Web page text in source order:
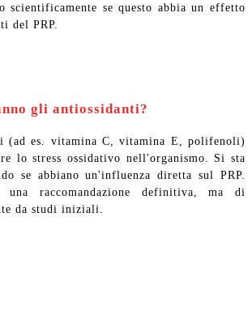
scientificamente se questo abbia un effetto
del PRP.
gli antiossidanti?
(ad es. vitamina C, vitamina E, polifenoli)
lo stress ossidativo nell'organismo. Si sta
se abbiano un'influenza diretta sul PRP.
raccomandazione definitiva, ma di
da studi iniziali.